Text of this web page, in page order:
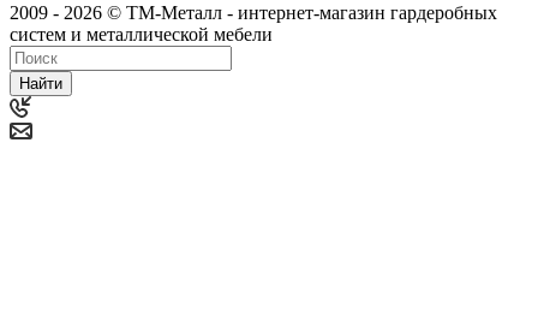
2009 - 2026 © ТМ-Металл - интернет-магазин гардеробных
систем и металлической мебели
Найти